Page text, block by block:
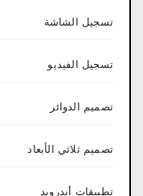
تسجيل الشاشة
تسجيل الفيديو
تصميم الدوائر
تصميم ثلاثي الأبعاد
تطبيقات أندرويد